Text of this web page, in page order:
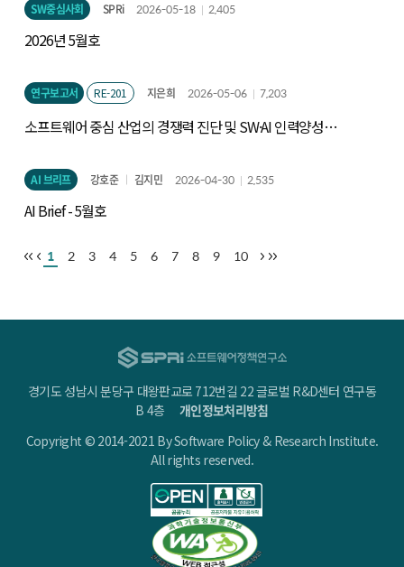
SW중심사회 SPRi 2026-05-18 2,405
2026년 5월호
연구보고서 RE-201 지은희 2026-05-06 7,203
소프트웨어 중심 산업의 경쟁력 진단 및 SW·AI 인력양성
AI 브리프 강호준 김지민 2026-04-30 2,535
AI Brief - 5월호
1 2 3 4 5 6 7 8 9 10
경기도 성남시 분당구 대왕판교로 712번길 22 글로벌 R&D센터 연구동
B 4층개인정보처리방침
Copyright © 2014-2021 By Software Policy & Research Institute.
All rights reserved.